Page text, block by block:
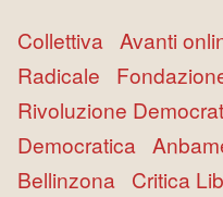
Collettiva Avanti
Radicale
Rivoluzione
Democratica
Bellinzona Critica